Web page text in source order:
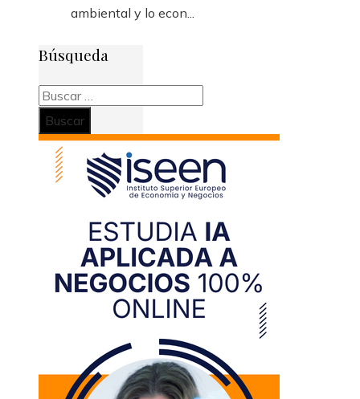
ambiental y lo econ...
Búsqueda
Buscar: